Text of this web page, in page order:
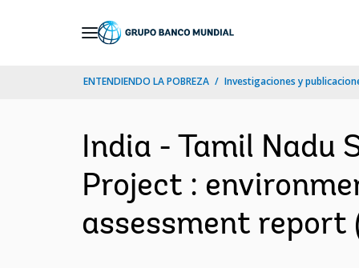
ENTENDIENDO LA POBREZA Investigaciones y
India - Tamil Nadu
Project :
assessment report